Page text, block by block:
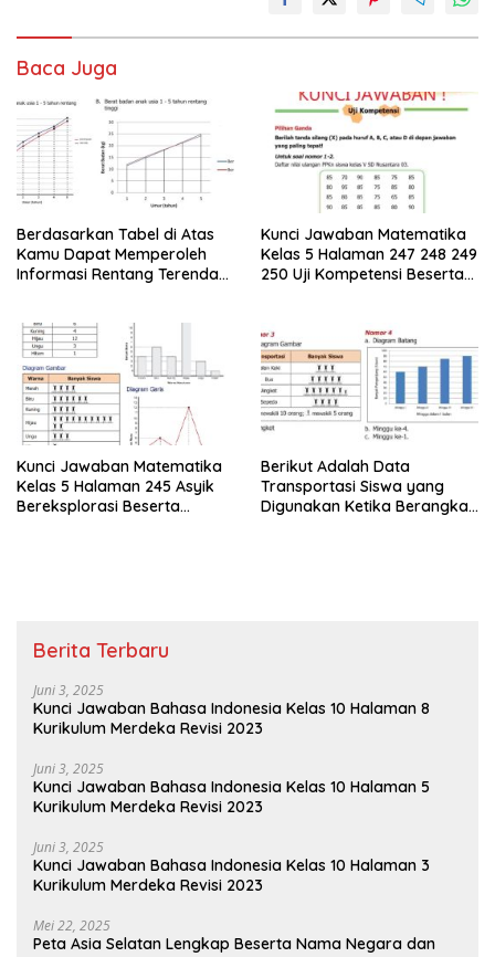
Baca Juga
Berdasarkan Tabel di Atas
Kamu Dapat Memperoleh
Informasi Rentang Terendah
Kunci Jawaban Matematika
Kelas 5 Halaman 247 248 249
250 Uji Kompetensi Beserta
Kunci Jawaban Matematika
Kelas 5 Halaman 245 Asyik
Bereksplorasi Beserta
Berikut Adalah Data
Transportasi Siswa yang
Digunakan Ketika Berangkat
Berita Terbaru
Juni 3, 2025
Kunci Jawaban Bahasa Indonesia Kelas 10 Halaman 8
Kurikulum Merdeka Revisi 2023
Juni 3, 2025
Kunci Jawaban Bahasa Indonesia Kelas 10 Halaman 5
Kurikulum Merdeka Revisi 2023
Juni 3, 2025
Kunci Jawaban Bahasa Indonesia Kelas 10 Halaman 3
Kurikulum Merdeka Revisi 2023
Mei 22, 2025
Peta Asia Selatan Lengkap Beserta Nama Negara dan